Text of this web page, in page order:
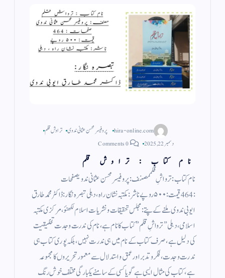
hira-online.com پروفیسر محسن عثمانی ندوی تراوش قلم
دسمبر 22, 2025
نام کتاب : تراوش قلم
نام کتاب : ترواشِ قلممصنف: پروفیسر محسن عثمانی ندویصفحات
: 464قیمت: ۵۰۰ روپےناشر: مکتبہ نشان راہ ، دہلی تبصرہ نگار: ڈاکٹر محمد طارق
ایوبی ندوی ملنے کے پتے :مجلس تحقیقات و نشریات اسلام لکھنؤ،مرکزی مکتبہ
اسلامی، دہلی ” ترواشِ قلم” کتاب کا نام ہے، نام کی ندرت وجدت تخلیقیت
کی دلیل ہے،صرف کتاب کے نام میں ہی ندرت نہیں ، بلکہ پوری کتاب ہی
ندرت و جدت ، فکر و تدبر اور عمق و استدلال سے معمور تحریروں کا مجموعہ
ہے، کتاب کی مثال ایسی ہے گویا کسی کے سامنے یکبارگی مختلف خوش رنگ